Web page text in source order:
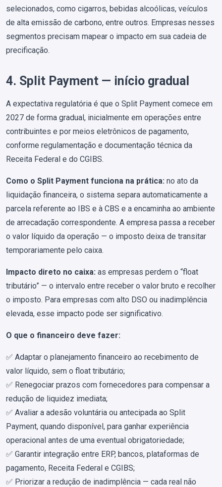
selecionados, como cigarros, bebidas alcoólicas, veículos
de alta emissão de carbono, entre outros. Empresas nesses
segmentos precisam mapear o impacto em sua cadeia de
precificação.
4. Split Payment — início gradual
A expectativa regulatória é que o Split Payment comece em
2027 de forma gradual, inicialmente em operações entre
contribuintes e por meios eletrônicos de pagamento,
conforme regulamentação e documentação técnica da
Receita Federal e do CGIBS.
Como o Split Payment funciona na prática: no ato da
liquidação financeira, o sistema separa automaticamente a
parcela referente ao IBS e à CBS e a encaminha ao ambiente
de arrecadação correspondente. A empresa passa a receber
o valor líquido da operação — o imposto deixa de transitar
temporariamente pelo caixa.
Impacto direto no caixa: as empresas perdem o “float
tributário” — o intervalo entre receber o valor bruto e recolher
o imposto. Para empresas com alto DSO ou inadimplência
elevada, esse impacto pode ser significativo.
O que o financeiro deve fazer:
✅ Adaptar o planejamento financeiro ao recebimento de
valor líquido, sem o float tributário;
✅ Renegociar prazos com fornecedores para compensar a
redução de liquidez imediata;
✅ Avaliar a adesão voluntária ou antecipada ao Split
Payment, quando disponível, para ganhar experiência
operacional antes de uma eventual obrigatoriedade;
✅ Garantir integração entre ERP, bancos, plataformas de
pagamento, Receita Federal e CGIBS;
✅ Priorizar a redução de inadimplência — cada real não